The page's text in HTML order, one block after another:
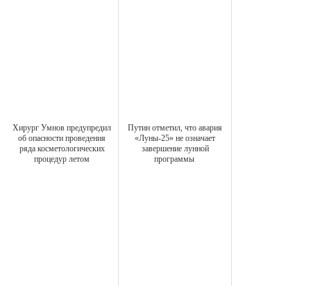
Хирург Умнов предупредил
об опасности проведения
ряда косметологических
процедур летом
Путин отметил, что авария
«Луны-25» не означает
завершение лунной
программы